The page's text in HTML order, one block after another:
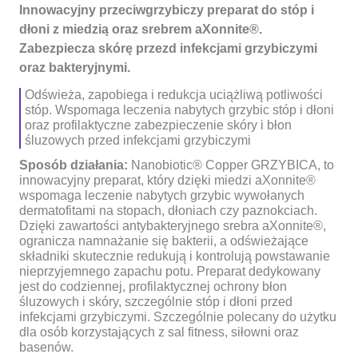
Innowacyjny przeciwgrzybiczy preparat do stóp i
dłoni z miedzią oraz srebrem aXonnite®.
Zabezpiecza skórę przezd infekcjami grzybiczymi
oraz bakteryjnymi.
Odświeża, zapobiega i redukcja uciążliwą potliwości
stóp. Wspomaga leczenia nabytych grzybic stóp i dłoni
oraz profilaktyczne zabezpieczenie skóry i błon
śluzowych przed infekcjami grzybiczymi
Sposób działania: Nanobiotic® Copper GRZYBICA, to
innowacyjny preparat, który dzięki miedzi aXonnite®
wspomaga leczenie nabytych grzybic wywołanych
dermatofitami na stopach, dłoniach czy paznokciach.
Dzięki zawartości antybakteryjnego srebra aXonnite®,
ogranicza namnażanie się bakterii, a odświeżające
składniki skutecznie redukują i kontrolują powstawanie
nieprzyjemnego zapachu potu. Preparat dedykowany
jest do codziennej, profilaktycznej ochrony błon
śluzowych i skóry, szczególnie stóp i dłoni przed
infekcjami grzybiczymi. Szczególnie polecany do użytku
dla osób korzystających z sal fitness, siłowni oraz
basenów.